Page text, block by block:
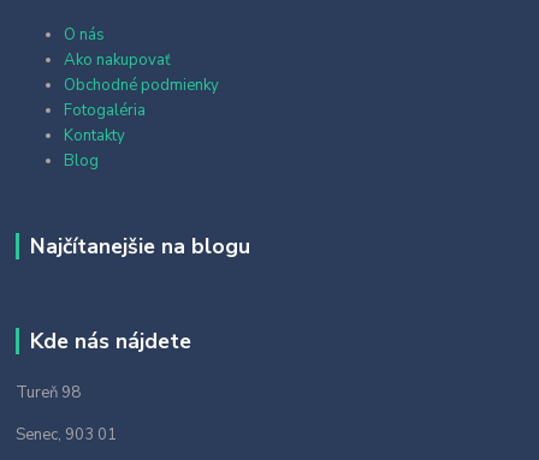
O nás
Ako nakupovať
Obchodné podmienky
Fotogaléria
Kontakty
Blog
Najčítanejšie na blogu
Kde nás nájdete
Tureň 98
Senec, 903 01